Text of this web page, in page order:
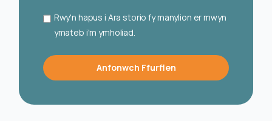
Rwy'n hapus i Ara storio fy manylion er mwyn
ymateb i'm ymholiad.
Anfonwch Ffurflen